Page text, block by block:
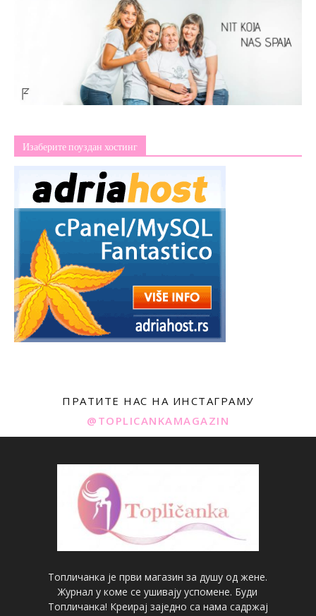
Изаберите поуздан хостинг
ПРАТИТЕ НАС НА ИНСТАГРАМУ
@TOPLICANKAMAGAZIN
Топличанка је први магазин за душу од жене.
Журнал у коме се ушивају успомене. Буди
Топличанка! Креирај заједно са нама садржај